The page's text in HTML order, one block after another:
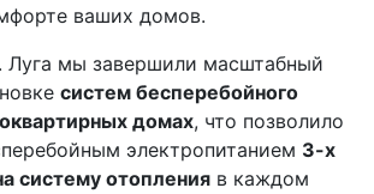
ваших домов.
Луга мы завершили масштабный
систем бесперебойного
домах, что позволило
электропитанием 3-х
систему отопления в каждом